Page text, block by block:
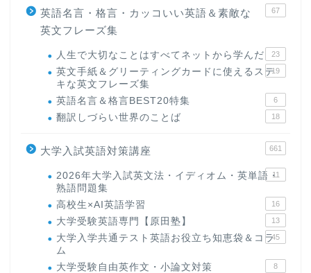
英語名言・格言・カッコいい英語＆素敵な
英文フレーズ集
67
人生で大切なことはすべてネットから学んだ 23
英文手紙＆グリーティングカードに使えるステ
キな英文フレーズ集
19
英語名言＆格言BEST20特集 6
翻訳しづらい世界のことば 18
大学入試英語対策講座 661
2026年大学入試英文法・イディオム・英単語・
熟語問題集
11
高校生×AI英語学習 16
大学受験英語専門【原田塾】 13
大学入学共通テスト英語お役立ち知恵袋＆コラ
ム
45
大学受験自由英作文・小論文対策 8